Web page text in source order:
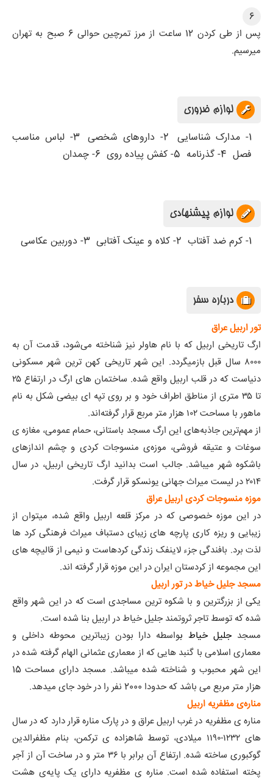
6
پس از طی کردن 12 ساعت از مرز تمرچین حوالی 6 صبح به تهران
میرسیم.
لوازم ضروری
1- مدارک شناسایی 2- داروهای شخصی
3- لباس مناسب
فصل 4- گذرنامه 5- کفش پیاده روی 6- چمدان
لوازم پیشنهادی
1- کرم ضد آفتاب 2- کلاه و عینک آفتابی 3- دوربین عکاسی
درباره سفر
تور اربیل عراق
ارگ تاریخی اربیل که با نام هاولر نیز شناخته می‌شود، قدمت آن به
۸۰۰۰ سال قبل بازمیگردد. این شهر تاریخی کهن‌ ترین شهر مسکونی
دنیاست که در قلب اربیل واقع شده. ساختمان‌ های ارگ در ارتفاع ۲۵
تا ۳۵ متری از مناطق اطراف خود و بر روی تپه‌ ای بیضی شکل به نام
ماهور با مساحت ۱۰۲ هزار متر مربع قرار گرفته‌اند.
از مهم‌ترین جاذبه‌های این ارگ مسجد باستانی، حمام عمومی، مغازه‌ ی
سوغات و عتیقه‌ فروشی، موزه‌ی منسوجات کردی و چشم‌ اندازهای
باشکوه شهر میباشد. جالب است بدانید ارگ تاریخی اربیل، در سال
۲۰۱۴ در لیست میراث جهانی یونسکو قرار گرفت.
موزه منسوجات کردی اربیل عراق
در این موزه خصوصی که در مرکز قلعه اربیل واقع شده، میتوان از
زیبایی و ریزه کاری پارچه های زیبای دستباف میراث فرهنگی کرد ها
لذت برد. بافندگی جزء لاینفک زندگی کردهاست و نیمی از قالیچه های
این مجموعه از کردستان ایران در این موزه قرار گرفته اند.
مسجد جلیل خیاطدر تور اربیل
یکی از بزرگترین و با شکوه ترین مساجدی است که در این شهر واقع
شده که توسط تاجر ثروتمند جلیل خیاط در اربیل بنا شده است.
مسجد جلیل خیاط بواسطه دارا بودن زیباترین محوطه داخلی و
معماری اسلامی با گنبد هایی که از معماری عثمانی الهام گرفته شده در
این شهر محبوب و شناخته شده میباشد. مسجد دارای مساحت 15
هزار متر مربع می باشد که حدودا 2000 نفر را در خود جای میدهد.
مناره‌ی مظفریه اربیل
مناره‌ ی مظفریه در غرب اربیل عراق و در پارک مناره‌ قرار دارد که در سال‌
های ۱۲۳۲-۱۱۹۰ میلادی، توسط شاهزاده‌ ی ترکمن، بنام مظفرالدین
گوکبوری ساخته شده. ارتفاع آن برابر با ۳۶ متر و در ساخت آن از آجر
پخته استفاده شده است. مناره‌ ی مظفریه دارای یک پایه‌ی هشت